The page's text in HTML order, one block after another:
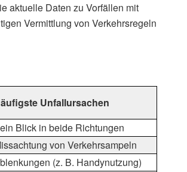
aktuelle Daten zu Vorfällen mit
Vermittlung von Verkehrsregeln
Unfallursachen
Blick in beide Richtungen
von Verkehrsampeln
(z. B. Handynutzung)